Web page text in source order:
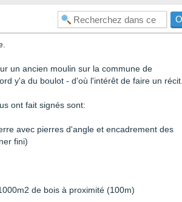
un ancien moulin sur la commune de
y'a du boulot - d'où l'intérêt de faire un
ont fait signés sont:
avec pierres d'angle et encadrement des
fini)
de bois à proximité (100m)